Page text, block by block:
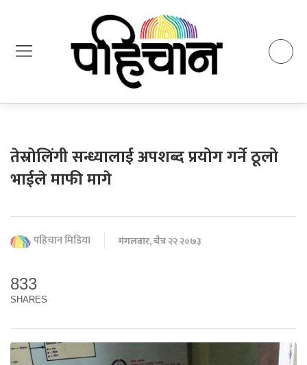
तेस्रोलिंगी सन्ध्यालाई अपशब्द प्रयोग गर्ने ठूलो
भाईले माफी मागे
पहिचान मिडिया मंगलबार, चैत्र २२ २०७३
833
SHARES